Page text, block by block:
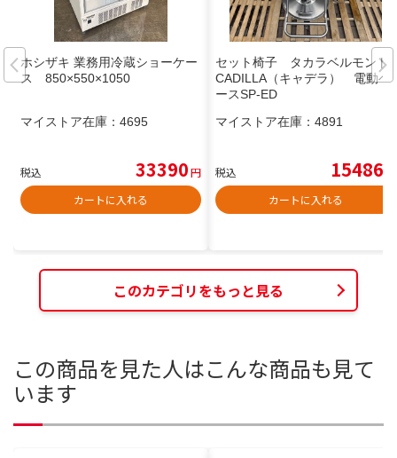
ホシザキ 業務用冷蔵ショーケー
ス 850×550×1050
マイストア在庫： 4695
税込 33390円
カートに入れる
セット椅子 タカラベルモント
CADILLA（キャデラ） 電動ベ
ースSP-ED
マイストア在庫： 4891
税込 15486
カートに入れる
このカテゴリをもっと見る
この商品を見た人はこんな商品も見て
います